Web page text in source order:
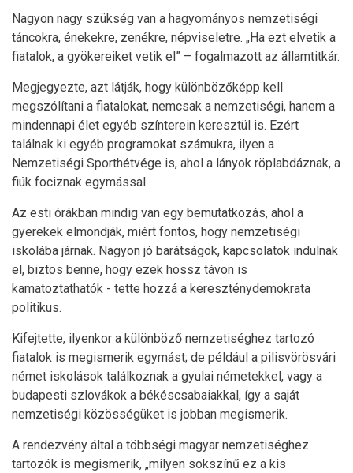
Nagyon nagy szükség van a hagyományos nemzetiségi
táncokra, énekekre, zenékre, népviseletre. „Ha ezt elvetik a
fiatalok, a gyökereiket vetik el” – fogalmazott az államtitkár.
Megjegyezte, azt látják, hogy különbözőképp kell
megszólítani a fiatalokat, nemcsak a nemzetiségi, hanem a
mindennapi élet egyéb színterein keresztül is. Ezért
találnak ki egyéb programokat számukra, ilyen a
Nemzetiségi Sporthétvége is, ahol a lányok röplabdáznak, a
fiúk fociznak egymással.
Az esti órákban mindig van egy bemutatkozás, ahol a
gyerekek elmondják, miért fontos, hogy nemzetiségi
iskolába járnak. Nagyon jó barátságok, kapcsolatok indulnak
el, biztos benne, hogy ezek hossz távon is
kamatoztathatók - tette hozzá a kereszténydemokrata
politikus.
Kifejtette, ilyenkor a különböző nemzetiséghez tartozó
fiatalok is megismerik egymást; de például a pilisvörösvári
német iskolások találkoznak a gyulai németekkel, vagy a
budapesti szlovákok a békéscsabaiakkal, így a saját
nemzetiségi közösségüket is jobban megismerik.
A rendezvény által a többségi magyar nemzetiséghez
tartozók is megismerik, „milyen sokszínű ez a kis